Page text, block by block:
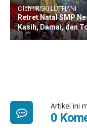
Oleh : RISKI LUTFIANI
Retret Natal SMP
Kasih, Damai, dan
Artikel ini
0